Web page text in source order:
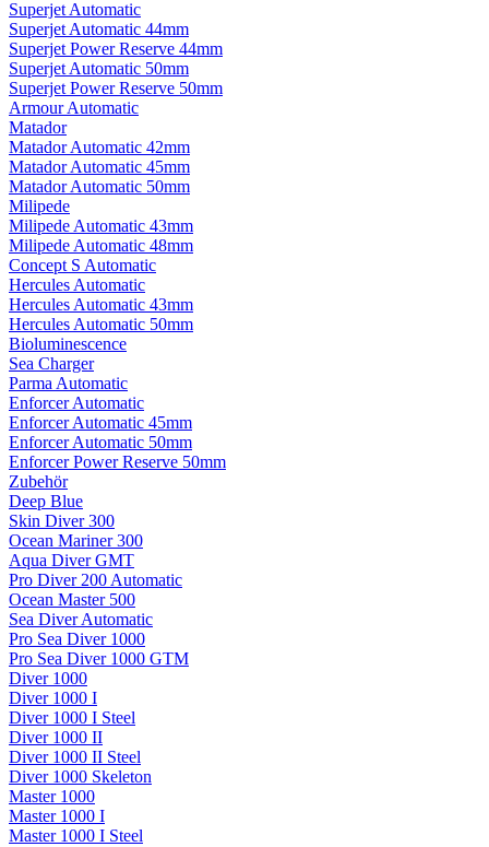
Superjet Automatic
Superjet Automatic 44mm
Superjet Power Reserve 44mm
Superjet Automatic 50mm
Superjet Power Reserve 50mm
Armour Automatic
Matador
Matador Automatic 42mm
Matador Automatic 45mm
Matador Automatic 50mm
Milipede
Milipede Automatic 43mm
Milipede Automatic 48mm
Concept S Automatic
Hercules Automatic
Hercules Automatic 43mm
Hercules Automatic 50mm
Bioluminescence
Sea Charger
Parma Automatic
Enforcer Automatic
Enforcer Automatic 45mm
Enforcer Automatic 50mm
Enforcer Power Reserve 50mm
Zubehör
Deep Blue
Skin Diver 300
Ocean Mariner 300
Aqua Diver GMT
Pro Diver 200 Automatic
Ocean Master 500
Sea Diver Automatic
Pro Sea Diver 1000
Pro Sea Diver 1000 GTM
Diver 1000
Diver 1000 I
Diver 1000 I Steel
Diver 1000 II
Diver 1000 II Steel
Diver 1000 Skeleton
Master 1000
Master 1000 I
Master 1000 I Steel